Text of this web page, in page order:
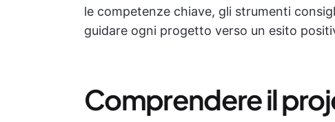
le competenze chiave, gli strumenti
guidare ogni progetto verso un esito
Comprendere il